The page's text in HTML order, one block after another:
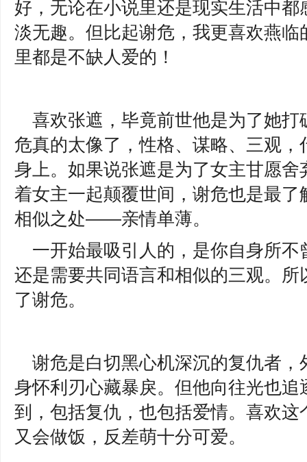
好，无论在小说里还是现实生活中
淡无趣。但比起谢危，我更喜欢燕
里都是不缺人爱的！
喜欢张遮，毕竟前世他是为了她
危真的太像了，性格、谋略、三观
身上。如果说张遮是为了女主甘愿
着女主一起颠覆世间，谢危也是最
相似之处——亲情单薄。
一开始最吸引人的，是你自身所
还是需要共同语言和相似的三观。
了谢危。
谢危是白切黑心机深沉的复仇者
身怀利刃心藏暴戾。但他向往光也
到，包括复仇，也包括爱情。喜欢
又会做饭，反差萌十分可爱。